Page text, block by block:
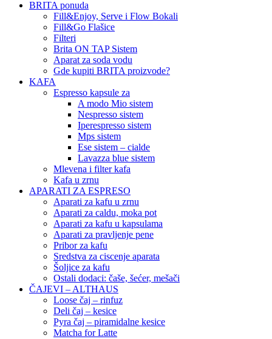
BRITA ponuda
Fill&Enjoy, Serve i Flow Bokali
Fill&Go Flašice
Filteri
Brita ON TAP Sistem
Aparat za soda vodu
Gde kupiti BRITA proizvode?
KAFA
Espresso kapsule za
A modo Mio sistem
Nespresso sistem
Iperespresso sistem
Mps sistem
Ese sistem – cialde
Lavazza blue sistem
Mlevena i filter kafa
Kafa u zrnu
APARATI ZA ESPRESO
Aparati za kafu u zrnu
Aparati za caldu, moka pot
Aparati za kafu u kapsulama
Aparati za pravljenje pene
Pribor za kafu
Sredstva za ciscenje aparata
Šoljice za kafu
Ostali dodaci: čaše, šećer, mešači
ČAJEVI – ALTHAUS
Loose čaj – rinfuz
Deli čaj – kesice
Pyra čaj – piramidalne kesice
Matcha for Latte